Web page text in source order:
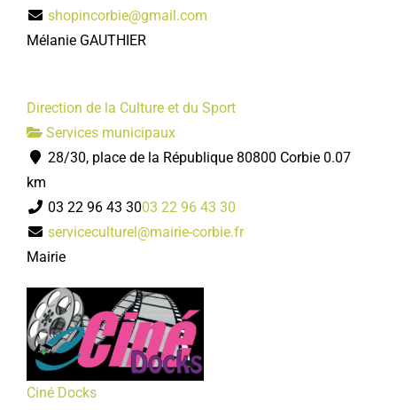
shopincorbie@gmail.com
Mélanie GAUTHIER
Direction de la Culture et du Sport
Services municipaux
28/30, place de la République 80800 Corbie 0.07
km
03 22 96 43 3003 22 96 43 30
serviceculturel@mairie-corbie.fr
Mairie
Ciné Docks